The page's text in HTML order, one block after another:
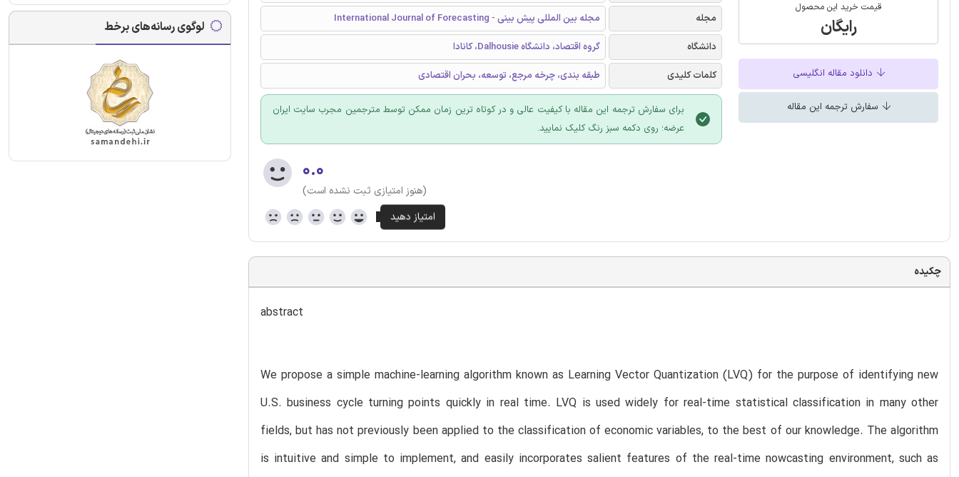
قیمت خرید این محصول
رایگان
دانلود مقاله انگلیسی
سفارش ترجمه این مقاله
مجله
مجله بین المللی پیش بینی - International Journal of Forecasting
دانشگاه
گروه اقتصاد، دانشگاه Dalhousie، کانادا
کلمات کلیدی
طبقه بندی، چرخه مرجع، توسعه، بحران اقتصادی
برای سفارش ترجمه این مقاله با کیفیت عالی و در کوتاه ترین زمان ممکن توسط مترجمین مجرب سایت ایران
عرضه؛ روی دکمه سبز رنگ کلیک نمایید.
۰.۰
(هنوز امتیازی ثبت نشده است)
چکیده
abstract
We propose a simple machine-learning algorithm known as Learning Vector Quantization (LVQ) for the purpose of identifying new
U.S. business cycle turning points quickly in real time. LVQ is used widely for real-time statistical classification in many other
fields, but has not previously been applied to the classification of economic variables, to the best of our knowledge. The algorithm
is intuitive and simple to implement, and easily incorporates salient features of the real-time nowcasting environment, such as
لوگوی رسانه‌های برخط